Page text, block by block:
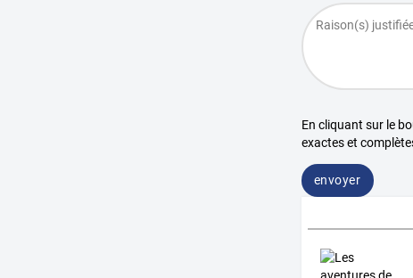
En cliquant sur le
exactes et
envoyer